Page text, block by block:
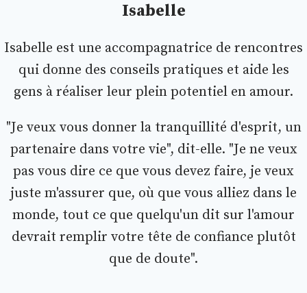
Isabelle
Isabelle est une accompagnatrice de rencontres
qui donne des conseils pratiques et aide les
gens à réaliser leur plein potentiel en amour.
"Je veux vous donner la tranquillité d'esprit, un
partenaire dans votre vie", dit-elle. "Je ne veux
pas vous dire ce que vous devez faire, je veux
juste m'assurer que, où que vous alliez dans le
monde, tout ce que quelqu'un dit sur l'amour
devrait remplir votre tête de confiance plutôt
que de doute".